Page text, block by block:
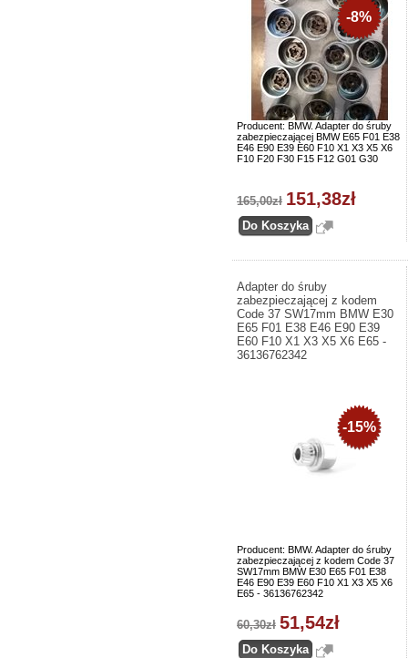
Producent: BMW. Adapter do śruby
zabezpieczającej BMW E65 F01 E38
E46 E90 E39 E60 F10 X1 X3 X5 X6
F10 F20 F30 F15 F12 G01 G30
-8%
165,00zł 151,38zł
Adapter do śruby
zabezpieczającej z kodem
Code 37 SW17mm BMW E30
E65 F01 E38 E46 E90 E39
E60 F10 X1 X3 X5 X6 E65 -
36136762342
Producent: BMW. Adapter do śruby
zabezpieczającej z kodem Code 37
SW17mm BMW E30 E65 F01 E38
E46 E90 E39 E60 F10 X1 X3 X5 X6
E65 - 36136762342
-15%
60,30zł 51,54zł